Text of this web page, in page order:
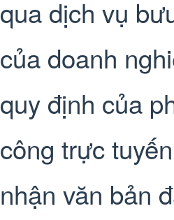
qua dịch vụ
của doanh
quy định của
công trực
nhận văn bản